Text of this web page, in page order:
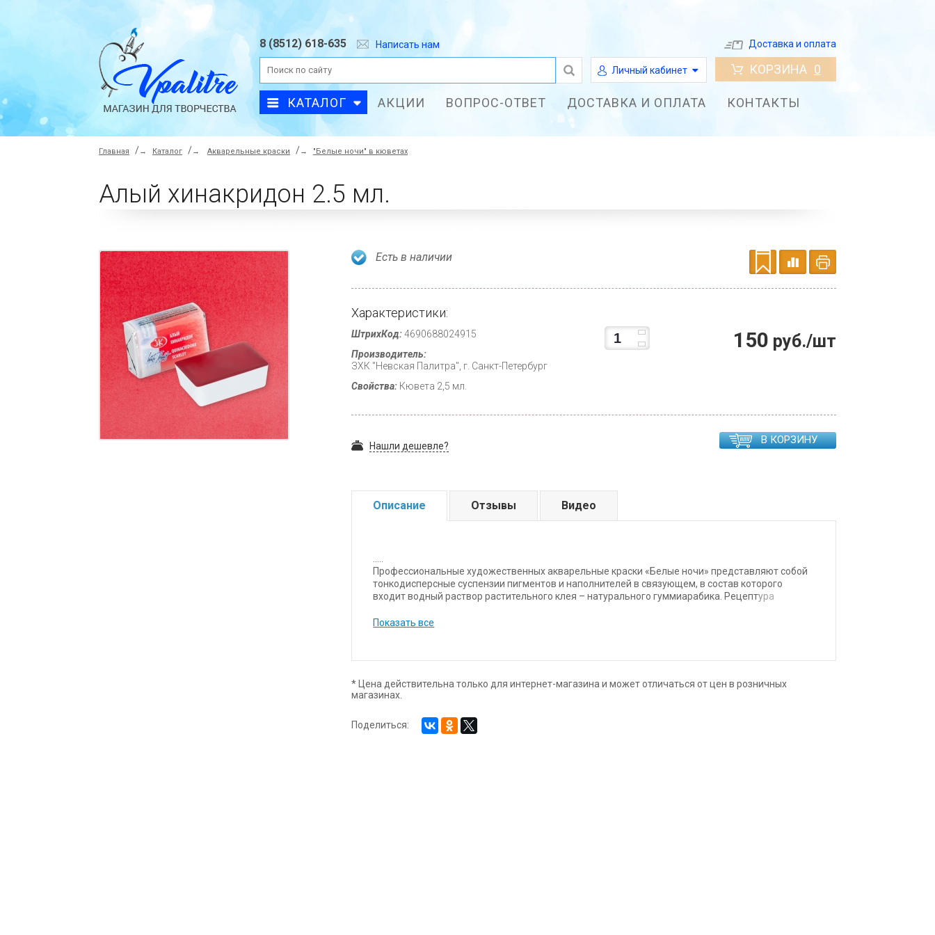
8 (8512) 618-635 Написать нам Доставка и оплата
Личный кабинет КОРЗИНА 0
КАТАЛОГ АКЦИИ ВОПРОС-ОТВЕТ ДОСТАВКА И ОПЛАТА КОНТАКТЫ
Главная → Каталог → Акварельные краски → "Белые ночи" в кюветах
Алый хинакридон 2.5 мл.
Есть в наличии
Характеристики:
ШтрихКод: 4690688024915
Производитель:
ЗХК "Невская Палитра", г. Санкт-Петербург
Свойства: Кювета 2,5 мл.
150 руб./шт
Нашли дешевле? В КОРЗИНУ
Описание Отзывы Видео
Профессиональные художественных акварельные краски «Белые ночи» представляют собой
тонкодисперсные суспензии пигментов и наполнителей в связующем, в состав которого
входит водный раствор растительного клея – натурального гуммиарабика. Рецептура
увеличенной кроющей силой пигмента, позволяющей достигать чрезвычайной прозрачности
оттенков. Основная часть красок в палитре обладает высочайшим показателем
Показать все
* Цена действительна только для интернет-магазина и может отличаться от цен в розничных
магазинах.
Поделиться: